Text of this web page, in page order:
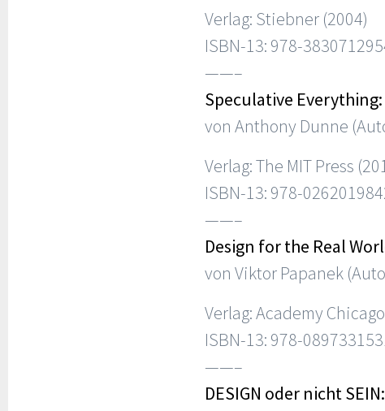
Verlag: Stiebner (2004)
ISBN-13: 978-
——–
Speculative
von Anthony Dunne
Verlag: The MIT Press
ISBN-13: 978-
——–
Design for the Real
von Viktor Papanek
Verlag: Academy
ISBN-13: 978-
——–
DESIGN oder nicht